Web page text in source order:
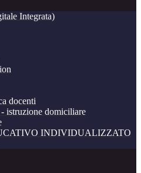
Integrata)
docenti
istruzione domiciliare
INDIVIDUALIZZATO